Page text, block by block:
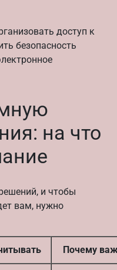
доступ к
безопасность
на что
и чтобы
вам, нужно
Почему